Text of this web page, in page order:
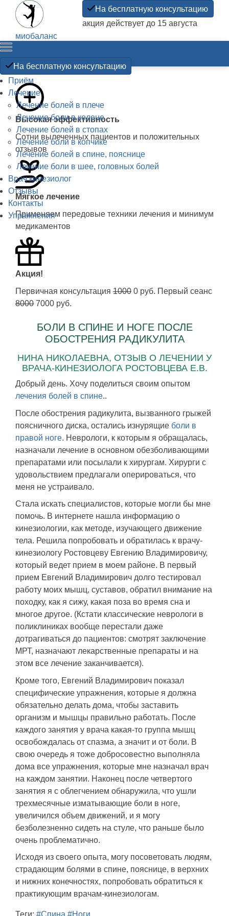
миобаланс
кинезиология
На бесплатную консультацию
акция действует до 15 августа
На бесплатную консультацию
Приём
Лечение
Лечение болей в плече
Лечение боли в колене
Лечение болей в стопах
Лечение боли в копчике
Лечение болей в спине, пояснице
Лечение боли в шее, головных болей
Врач кинезиолог
Отзывы
Контакты
Упражнения
Высокая эффективность
Сотни вылеченных пациентов и положительных
отзывов
Мягкое лечение
Применяем передовые техники лечения и минимум
медикаментов
Акция!
Первичная консультация 1000 0 руб. Первый сеанс
8000 7000 руб.
БОЛИ В СПИНЕ И НОГЕ ПОСЛЕ
ОБОСТРЕНИЯ РАДИКУЛИТА
НИНА НИКОЛАЕВНА, ОТЗЫВ О ЛЕЧЕНИИ У
ВРАЧА-КИНЕЗИОЛОГА РОСТОВЦЕВА Е.В.
Добрый день. Хочу поделиться своим опытом
лечения болей в спине..
После обострения радикулита, вызванного грыжей
поясничного диска, остались изнурящие боли в
правой ноге. Неврологи, к которым я обращалась,
назначали лечение в основном обезболивающими
препаратами или посылали к хирургам. Хирурги с
удовольствием предлагали оперироваться, что
меня не устраивало.
Стала искать специалистов, которые могли бы мне
помочь. В интернете нашла информацию о
кинезиологии, как методе, изучающего движение
тела. Решила попробовать и обратилась к врачу-
кинезиологу Ростовцеву Евгению Владимировичу,
который ведет прием в моем районе. В первый
прием Евгений Владимирович долго тестировал
работу моих мышц, суставов, обратил внимание на
походку, как я сижу, какая поза во время сна и
многое другое. (Кстати классические неврологи в
поликлиниках вообще перестали даже
дотрагиваться до пациентов: смотрят заключение
МРТ, назначают лекарственные препараты и на
этом все лечение заканчивается).
Кроме того, Евгений Владимирович показал
специфические упражнения, которые я должна
обязательно делать дома, чтобы заставить
организм и мышцы правильно работать. После
каждого занятия у врача какая-то группа мышц
освобождалась от спазма, а значит и от боли. В
свою очередь я тоже добросовестно выполняла
дома все упражнения, которые мне назначал врач
на каждом занятии. Наконец после четвертого
занятия я с облегчением обнаружила, что ушли
трехмесячные изматывающие боли в ноге,
увеличился объем движений, и я могу
безболезненно сидеть на стуле, что раньше было
очень проблематично.
Исходя из своего опыта, могу посоветовать людям,
страдающим болями в спине, пояснице, в верхних
и нижних конечностях, попробовать обратиться к
практикующим врачам-кинезиологам.